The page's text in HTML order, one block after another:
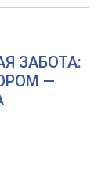
ЗАБОТА:
—